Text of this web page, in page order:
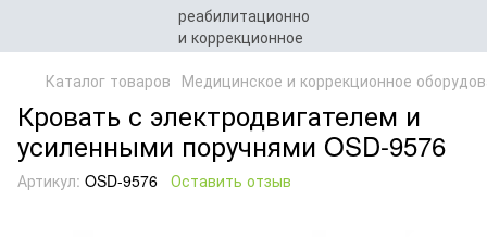
Каталог товаров Медицинское и коррекционное
Кровать с электродвигателем и
усиленными поручнями OSD-9576
Артикул: OSD-9576 Оставить отзыв